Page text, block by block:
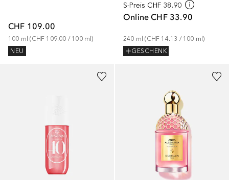
CHF 109.00
100 ml (CHF 109.00 / 100 ml)
NEU
S-Preis CHF 38.90
Online CHF 33.90
240 ml (CHF 14.13 / 100 ml)
GESCHENK